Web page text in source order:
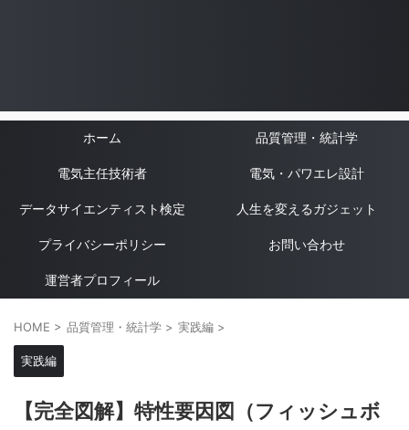
ホーム 品質管理・統計学
電気主任技術者 電気・パワエレ設計
データサイエンティスト検定 人生を変えるガジェット
プライバシーポリシー お問い合わせ
運営者プロフィール
HOME > 品質管理・統計学 > 実践編 >
実践編
【完全図解】特性要因図（フィッシュボ